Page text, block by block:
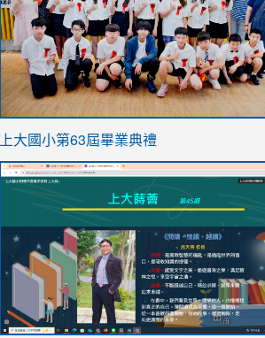
link
https://sites.google.com/stes.tyc.edu.tw/
上大國小第63屆畢業典禮
link